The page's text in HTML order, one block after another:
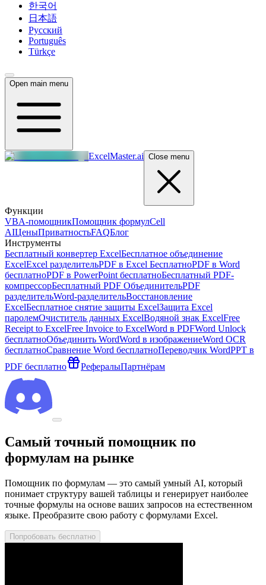
한국어
日本語
Русский
Português
Türkçe
Open main menu
ExcelMaster.ai Close menu
Функции
VBA-помощникПомощник формулCell
AIЦеныПриватностьFAQБлог
Инструменты
Бесплатный конвертер ExcelБесплатное объединение
ExcelExcel разделительPDF в Excel БесплатноPDF в Word
бесплатноPDF в PowerPoint бесплатноБесплатный PDF-
компрессорБесплатный PDF ОбъединительPDF
разделительWord-разделительВосстановление
ExcelБесплатное снятие защиты ExcelЗащита Excel
паролемОчиститель данных ExcelВодяной знак ExcelFree
Receipt to ExcelFree Invoice to ExcelWord в PDFWord Unlock
бесплатноОбъединить WordWord в изображениеWord OCR
бесплатноСравнение Word бесплатноПереводчик WordPPT в
PDF бесплатно
РефералыПартнёрам
Самый точный помощник по
формулам на рынке
Помощник по формулам — это самый умный AI, который
понимает структуру вашей таблицы и генерирует наиболее
точные формулы на основе ваших запросов на естественном
языке. Преобразите свою работу с формулами Excel.
Попробовать бесплатно